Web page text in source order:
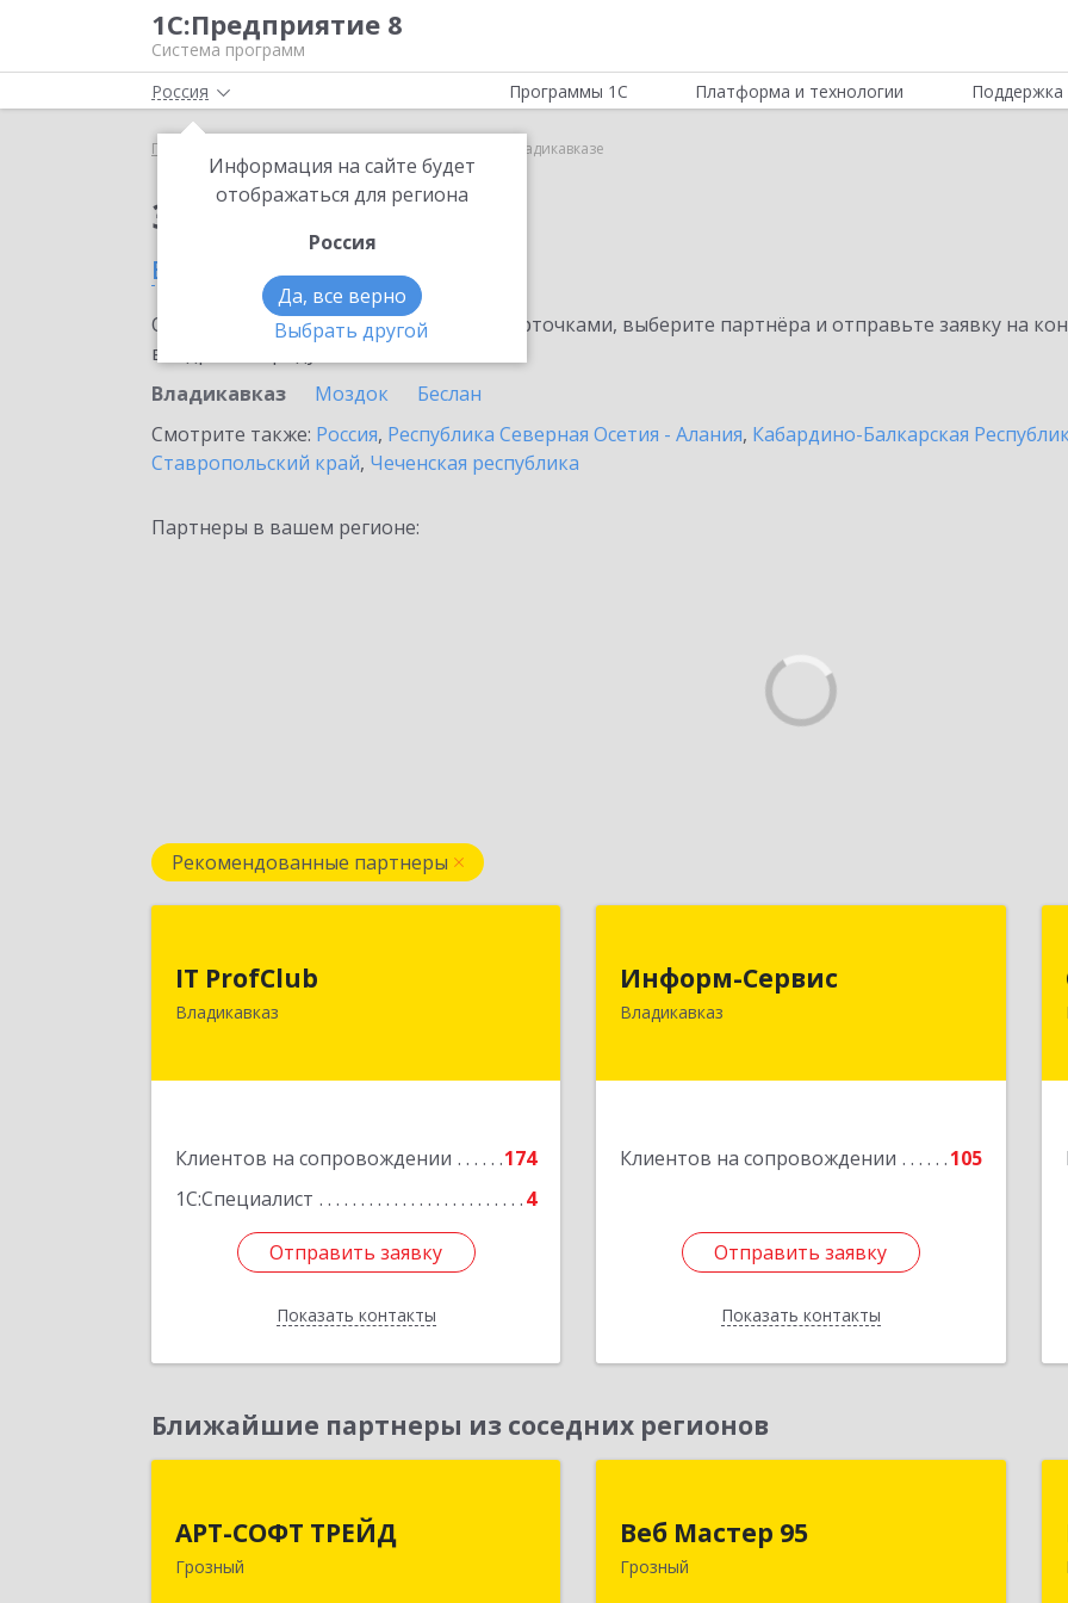
1С:Предприятие 8
Система программ
Россия
Информация на сайте будет
отображаться для региона
Россия
Да, все верно
Выбрать другой
Программы 1С Платформа и технологии Поддержка
Главная 1С-ЭПД во Владикавказе
Заказать 1С-ЭПД
во Владикавказе
Ознакомьтесь с информационными карточками, выберите партнёра и отправьте заявку на
внедрение продукта.
Владикавказ
Моздок
Беслан
Смотрите также: Россия, Республика Северная Осетия - Алания, Кабардино-Балкарская
Ставропольский край, Чеченская республика
Партнеры в вашем регионе:
Рекомендованные партнеры
IT ProfClub
Владикавказ
Клиентов на сопровождении
174
1С:Специалист
4
Отправить заявку
Показать контакты
Респ, Владикавказ г, Международная
Отправить заявку
Назад
Информ-Сервис
Владикавказ
Клиентов на сопровождении 105
Отправить заявку
Показать контакты
362020, Северная Осетия - Алания
Респ, Владикавказ г, Островского ул,
Отправить заявку
Назад
Ближайшие партнеры из соседних регионов
АРТ-СОФТ ТРЕЙД
Грозный
364013, Чеченская Респ, Грозный г,
Веб Мастер 95
Грозный
364050, Чеченская Респ, Грозный г,